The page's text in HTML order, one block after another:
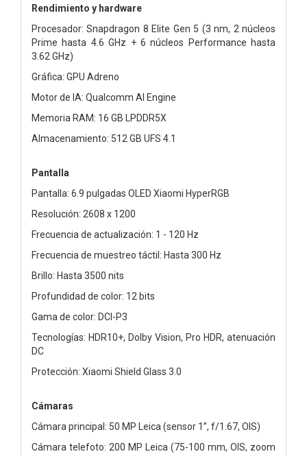
Rendimiento y hardware
Procesador: Snapdragon 8 Elite Gen 5 (3 nm, 2 núcleos
Prime hasta 4.6 GHz + 6 núcleos Performance hasta
3.62 GHz)
Gráfica: GPU Adreno
Motor de IA: Qualcomm AI Engine
Memoria RAM: 16 GB LPDDR5X
Almacenamiento: 512 GB UFS 4.1
Pantalla
Pantalla: 6.9 pulgadas OLED Xiaomi HyperRGB
Resolución: 2608 x 1200
Frecuencia de actualización: 1 - 120 Hz
Frecuencia de muestreo táctil: Hasta 300 Hz
Brillo: Hasta 3500 nits
Profundidad de color: 12 bits
Gama de color: DCI-P3
Tecnologías: HDR10+, Dolby Vision, Pro HDR, atenuación
DC
Protección: Xiaomi Shield Glass 3.0
Cámaras
Cámara principal: 50 MP Leica (sensor 1”, f/1.67, OIS)
Cámara telefoto: 200 MP Leica (75-100 mm, OIS, zoom